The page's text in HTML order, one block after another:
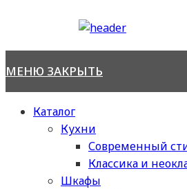
МЕНЮ ЗАКРЫТЬ
Каталог
Кухни
Современный
Классика и
Шкафы